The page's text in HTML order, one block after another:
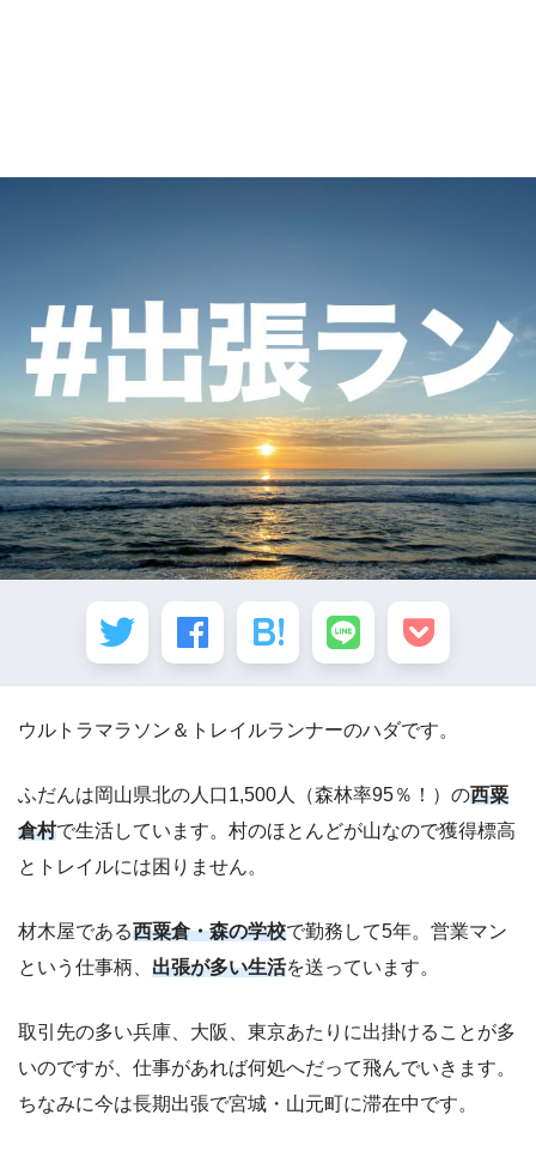
ウルトラマラソン＆トレイルランナーのハダです。
ふだんは岡山県北の人口1,500人（森林率95％！）の西粟
倉村で生活しています。村のほとんどが山なので獲得標高
とトレイルには困りません。
材木屋である西粟倉・森の学校で勤務して5年。営業マン
という仕事柄、 出張が多い生活を送っています。
取引先の多い兵庫、大阪、東京あたりに出掛けることが多
いのですが、仕事があれば何処へだって飛んでいきます。
ちなみに今は長期出張で宮城・山元町に滞在中です。